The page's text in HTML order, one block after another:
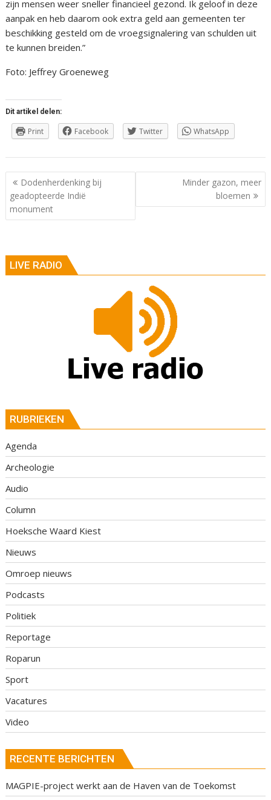
zijn mensen weer sneller financieel gezond. Ik geloof in deze
aanpak en heb daarom ook extra geld aan gemeenten ter
beschikking gesteld om de vroegsignalering van schulden uit
te kunnen breiden.”
Foto: Jeffrey Groeneweg
Dit artikel delen:
Print Facebook Twitter WhatsApp
Berichtnavigatie
Dodenherdenking bij
geadopteerde Indië
monument
Minder gazon, meer
bloemen
LIVE RADIO
RUBRIEKEN
Agenda
Archeologie
Audio
Column
Hoeksche Waard Kiest
Nieuws
Omroep nieuws
Podcasts
Politiek
Reportage
Roparun
Sport
Vacatures
Video
RECENTE BERICHTEN
MAGPIE-project werkt aan de Haven van de Toekomst